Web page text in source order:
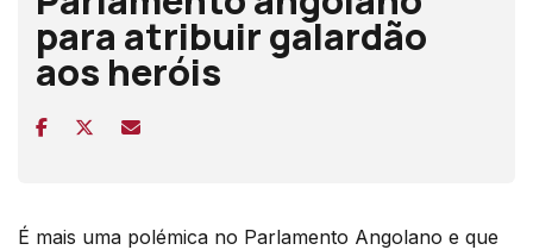
para atribuir galardão
aos heróis
É mais uma polémica no Parlamento Angolano e que